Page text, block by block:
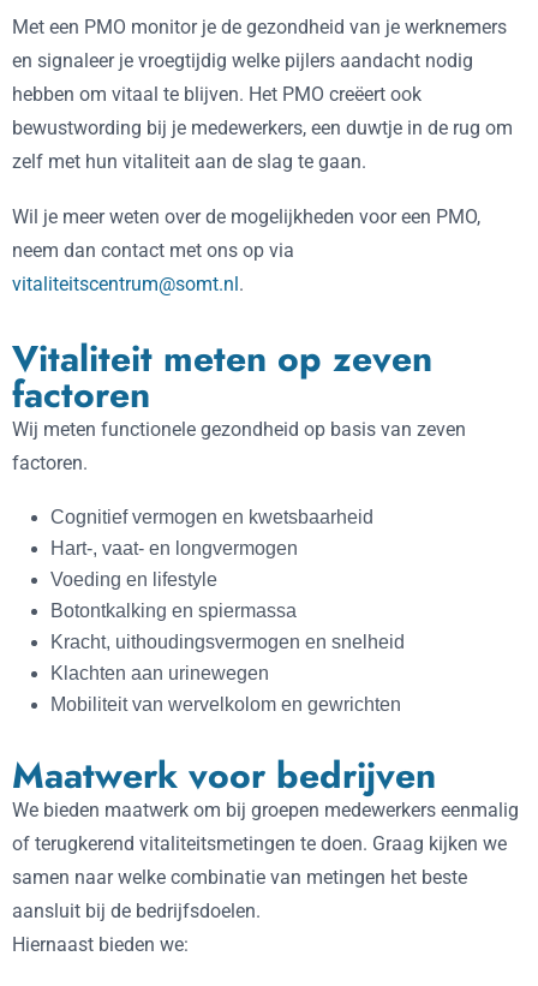
Met een PMO monitor je de gezondheid van je werknemers
en signaleer je vroegtijdig welke pijlers aandacht nodig
hebben om vitaal te blijven. Het PMO creëert ook
bewustwording bij je medewerkers, een duwtje in de rug om
zelf met hun vitaliteit aan de slag te gaan.
Wil je meer weten over de mogelijkheden voor een PMO,
neem dan contact met ons op via
vitaliteitscentrum@somt.nl.
Vitaliteit meten op zeven
factoren
Wij meten functionele gezondheid op basis van zeven
factoren.
Cognitief vermogen en kwetsbaarheid
Hart-, vaat- en longvermogen
Voeding en lifestyle
Botontkalking en spiermassa
Kracht, uithoudingsvermogen en snelheid
Klachten aan urinewegen
Mobiliteit van wervelkolom en gewrichten
Maatwerk voor bedrijven
We bieden maatwerk om bij groepen medewerkers eenmalig
of terugkerend vitaliteitsmetingen te doen. Graag kijken we
samen naar welke combinatie van metingen het beste
aansluit bij de bedrijfsdoelen.
Hiernaast bieden we: